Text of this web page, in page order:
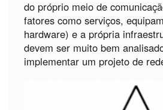
do próprio meio de
fatores como serviços,
hardware) e a própria
devem ser muito bem
implementar um projeto de